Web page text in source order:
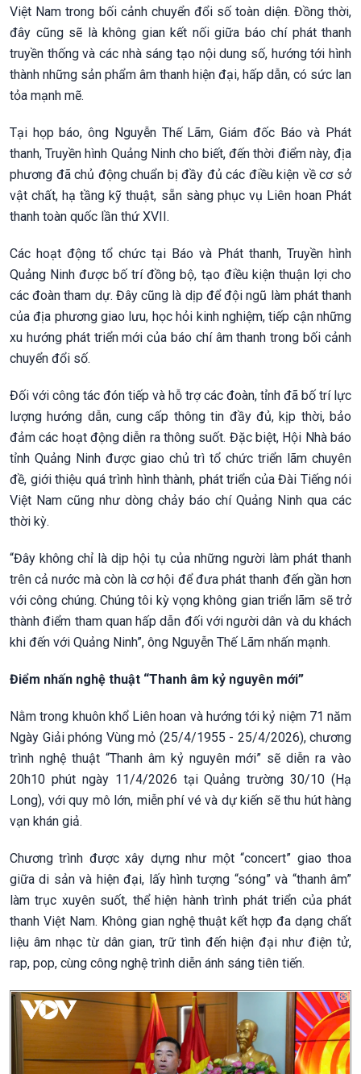
Việt Nam trong bối cảnh chuyển đổi số toàn diện. Đồng thời,
đây cũng sẽ là không gian kết nối giữa báo chí phát thanh
truyền thống và các nhà sáng tạo nội dung số, hướng tới hình
thành những sản phẩm âm thanh hiện đại, hấp dẫn, có sức lan
tỏa mạnh mẽ.
Tại họp báo, ông Nguyễn Thế Lãm, Giám đốc Báo và Phát
thanh, Truyền hình Quảng Ninh cho biết, đến thời điểm này, địa
phương đã chủ động chuẩn bị đầy đủ các điều kiện về cơ sở
vật chất, hạ tầng kỹ thuật, sẵn sàng phục vụ Liên hoan Phát
thanh toàn quốc lần thứ XVII.
Các hoạt động tổ chức tại Báo và Phát thanh, Truyền hình
Quảng Ninh được bố trí đồng bộ, tạo điều kiện thuận lợi cho
các đoàn tham dự. Đây cũng là dịp để đội ngũ làm phát thanh
của địa phương giao lưu, học hỏi kinh nghiệm, tiếp cận những
xu hướng phát triển mới của báo chí âm thanh trong bối cảnh
chuyển đổi số.
Đối với công tác đón tiếp và hỗ trợ các đoàn, tỉnh đã bố trí lực
lượng hướng dẫn, cung cấp thông tin đầy đủ, kịp thời, bảo
đảm các hoạt động diễn ra thông suốt. Đặc biệt, Hội Nhà báo
tỉnh Quảng Ninh được giao chủ trì tổ chức triển lãm chuyên
đề, giới thiệu quá trình hình thành, phát triển của Đài Tiếng nói
Việt Nam cũng như dòng chảy báo chí Quảng Ninh qua các
thời kỳ.
“Đây không chỉ là dịp hội tụ của những người làm phát thanh
trên cả nước mà còn là cơ hội để đưa phát thanh đến gần hơn
với công chúng. Chúng tôi kỳ vọng không gian triển lãm sẽ trở
thành điểm tham quan hấp dẫn đối với người dân và du khách
khi đến với Quảng Ninh”, ông Nguyễn Thế Lãm nhấn mạnh.
Điểm nhấn nghệ thuật “Thanh âm kỷ nguyên mới”
Nằm trong khuôn khổ Liên hoan và hướng tới kỷ niệm 71 năm
Ngày Giải phóng Vùng mỏ (25/4/1955 - 25/4/2026), chương
trình nghệ thuật “Thanh âm kỷ nguyên mới” sẽ diễn ra vào
20h10 phút ngày 11/4/2026 tại Quảng trường 30/10 (Hạ
Long), với quy mô lớn, miễn phí vé và dự kiến sẽ thu hút hàng
vạn khán giả.
Chương trình được xây dựng như một “concert” giao thoa
giữa di sản và hiện đại, lấy hình tượng “sóng” và “thanh âm”
làm trục xuyên suốt, thể hiện hành trình phát triển của phát
thanh Việt Nam. Không gian nghệ thuật kết hợp đa dạng chất
liệu âm nhạc từ dân gian, trữ tình đến hiện đại như điện tử,
rap, pop, cùng công nghệ trình diễn ánh sáng tiên tiến.